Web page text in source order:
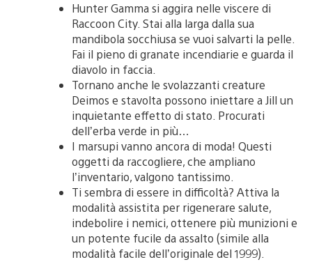
Hunter Gamma si aggira nelle viscere di
Raccoon City. Stai alla larga dalla sua
mandibola socchiusa se vuoi salvarti la pelle.
Fai il pieno di granate incendiarie e guarda il
diavolo in faccia.
Tornano anche le svolazzanti creature
Deimos e stavolta possono iniettare a Jill un
inquietante effetto di stato. Procurati
dell’erba verde in più…
I marsupi vanno ancora di moda! Questi
oggetti da raccogliere, che ampliano
l’inventario, valgono tantissimo.
Ti sembra di essere in difficoltà? Attiva la
modalità assistita per rigenerare salute,
indebolire i nemici, ottenere più munizioni e
un potente fucile da assalto (simile alla
modalità facile dell’originale del 1999).